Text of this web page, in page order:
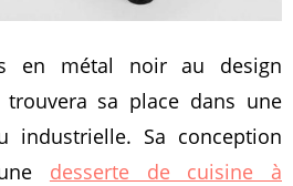
en métal noir au design
sa place dans une
industrielle. Sa conception
desserte de cuisine à